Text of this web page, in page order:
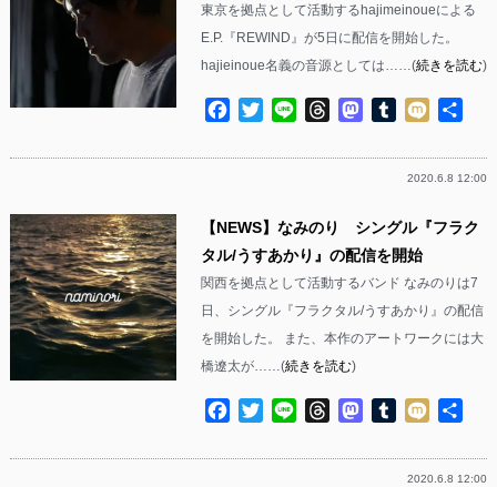
東京を拠点として活動するhajimeinoueによる
E.P.『REWIND』が5日に配信を開始した。
hajieinoue名義の音源としては……(続きを読む)
Facebook
TwitterLine ThreadsMastodon
Tumblr
Mixi
2020.6.8 12:00
【NEWS】なみのり シングル『フラク
タル/うすあかり』の配信を開始
関西を拠点として活動するバンド なみのりは7
日、シングル『フラクタル/うすあかり』の配信
を開始した。 また、本作のアートワークには大
橋遼太が……(続きを読む)
Facebook
TwitterLine ThreadsMastodon
Tumblr
Mixi
2020.6.8 12:00